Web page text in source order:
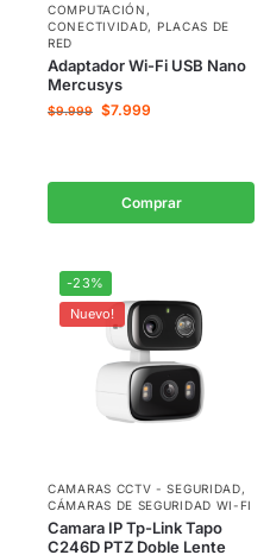
COMPUTACIÓN ,
CONECTIVIDAD, PLACAS DE
RED
Adaptador Wi-Fi USB Nano
Mercusys
$9.999 $7.999
Comprar
-23%
Nuevo!
CAMARAS CCTV - SEGURIDAD,
CÁMARAS DE SEGURIDAD WI-FI
Camara IP Tp-Link Tapo
C246D PTZ Doble Lente